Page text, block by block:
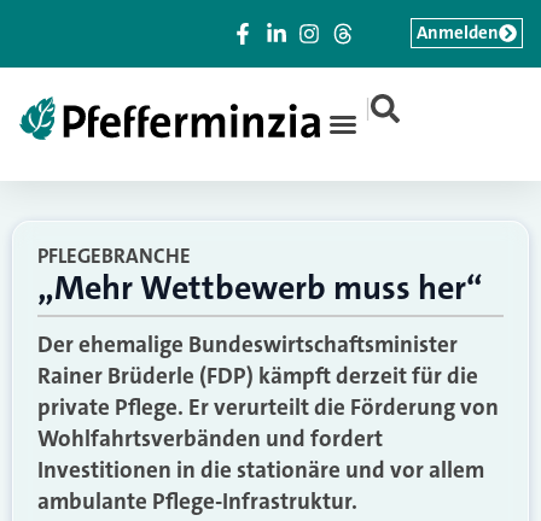
|
Anmelden
PFLEGEBRANCHE
„Mehr Wettbewerb muss her“
Der ehemalige Bundeswirtschaftsminister
Rainer Brüderle (FDP) kämpft derzeit für die
private Pflege. Er verurteilt die Förderung von
Wohlfahrtsverbänden und fordert
Investitionen in die stationäre und vor allem
ambulante Pflege-Infrastruktur.